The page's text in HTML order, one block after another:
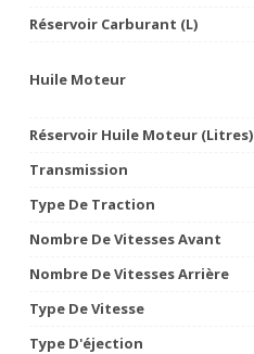
Réservoir Carburant (L)
Huile Moteur
Réservoir Huile Moteur (litres)
Transmission
Type De Traction
Nombre De Vitesses Avant
Nombre De Vitesses Arrière
Type De Vitesse
Type D'éjection